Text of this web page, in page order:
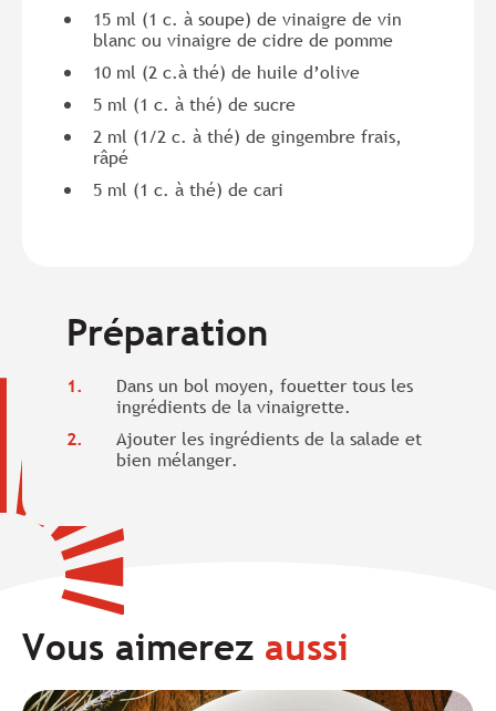
15 ml (1 c. à soupe) de vinaigre de vin
blanc ou vinaigre de cidre de pomme
10 ml (2 c.à thé) de huile d’olive
5 ml (1 c. à thé) de sucre
2 ml (1/2 c. à thé) de gingembre frais,
râpé
5 ml (1 c. à thé) de cari
Préparation
Dans un bol moyen, fouetter tous les
ingrédients de la vinaigrette.
Ajouter les ingrédients de la salade et
bien mélanger.
Vous aimerez aussi